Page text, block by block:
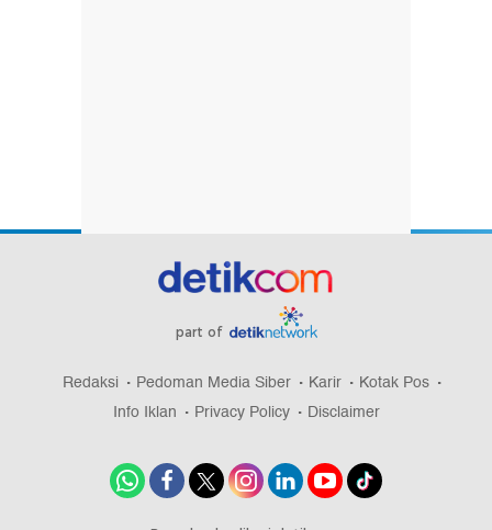
part of
Redaksi Pedoman Media Siber Karir
Kotak Pos
Info Iklan
Privacy Policy Disclaimer